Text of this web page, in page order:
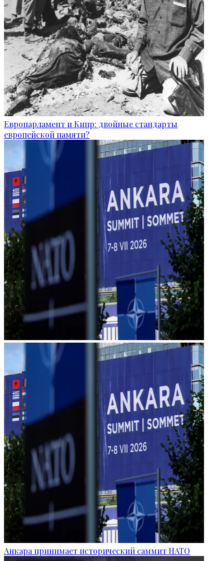
Европарламент и Кипр: двойные стандарты
европейской памяти?
Анкара принимает исторический саммит НАТО